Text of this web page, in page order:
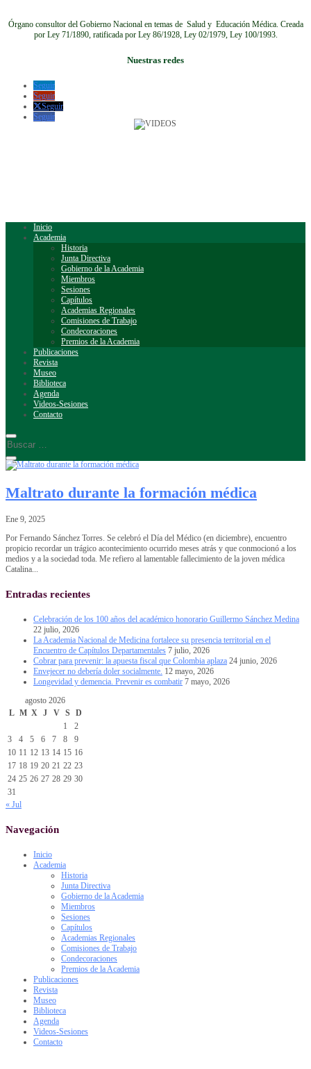
Órgano consultor del Gobierno Nacional en temas de Salud y Educación Médica. Creada
por Ley 71/1890, ratificada por Ley 86/1928, Ley 02/1979, Ley 100/1993.
Nuestras redes
Seguir
Seguir
Seguir
Seguir
Inicio
Academia
Historia
Junta Directiva
Gobierno de la Academia
Miembros
Sesiones
Capítulos
Academias Regionales
Comisiones de Trabajo
Condecoraciones
Premios de la Academia
Publicaciones
Revista
Museo
Biblioteca
Agenda
Videos-Sesiones
Contacto
Maltrato durante la formación médica
Ene 9, 2025
Por Fernando Sánchez Torres. Se celebró el Día del Médico (en diciembre), encuentro
propicio recordar un trágico acontecimiento ocurrido meses atrás y que conmocionó a los
medios y a la sociedad toda. Me refiero al lamentable fallecimiento de la joven médica
Catalina...
Entradas recientes
Celebración de los 100 años del académico honorario Guillermo Sánchez Medina
22 julio, 2026
La Academia Nacional de Medicina fortalece su presencia territorial en el
Encuentro de Capítulos Departamentales 7 julio, 2026
Cobrar para prevenir: la apuesta fiscal que Colombia aplaza 24 junio, 2026
Envejecer no debería doler socialmente. 12 mayo, 2026
Longevidad y demencia. Prevenir es combatir 7 mayo, 2026
agosto 2026
L M X J V S
D
1
2
3
4 5 6 7 8
9
10 11 12 13 14 15 16
17 18 19 20 21 22 23
24 25 26 27 28 29 30
31
« Jul
Navegación
Inicio
Academia
Historia
Junta Directiva
Gobierno de la Academia
Miembros
Sesiones
Capítulos
Academias Regionales
Comisiones de Trabajo
Condecoraciones
Premios de la Academia
Publicaciones
Revista
Museo
Biblioteca
Agenda
Videos-Sesiones
Contacto